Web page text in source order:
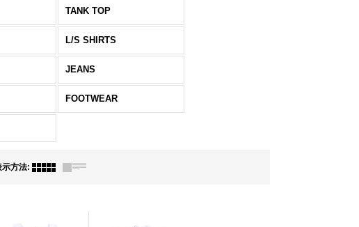
TANK TOP
L/S SHIRTS
JEANS
FOOTWEAR
示方法: